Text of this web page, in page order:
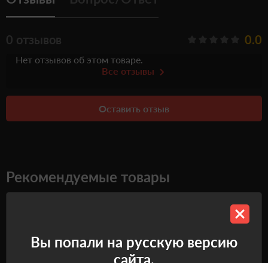
0 отзывов 0.0
Нет отзывов об этом товаре.
Все отзывы
Оставить отзыв
Рекомендуемые товары
Вы попали на русскую версию
сайта.